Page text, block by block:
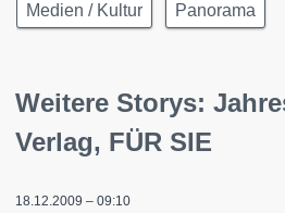
Medien / Kultur Panorama
Weitere Storys:
Verlag, FÜR SIE
18.12.2009 – 09:10